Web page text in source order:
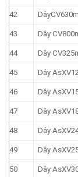
42
43 Dây
44 Dây
45 Dây
46 Dây
47 Dây
48 Dây
49 Dây
50 Dây